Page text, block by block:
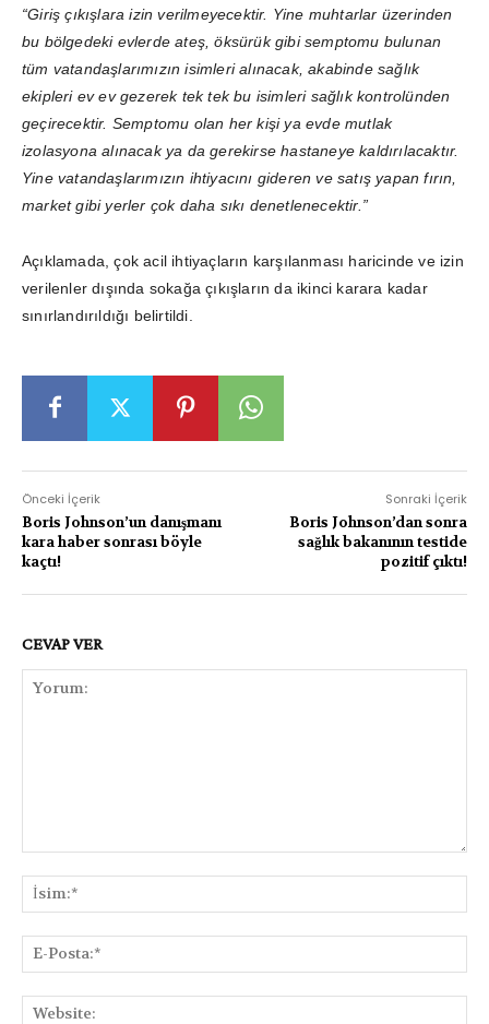
“Giriş çıkışlara izin verilmeyecektir. Yine muhtarlar üzerinden
bu bölgedeki evlerde ateş, öksürük gibi semptomu bulunan
tüm vatandaşlarımızın isimleri alınacak, akabinde sağlık
ekipleri ev ev gezerek tek tek bu isimleri sağlık kontrolünden
geçirecektir. Semptomu olan her kişi ya evde mutlak
izolasyona alınacak ya da gerekirse hastaneye kaldırılacaktır.
Yine vatandaşlarımızın ihtiyacını gideren ve satış yapan fırın,
market gibi yerler çok daha sıkı denetlenecektir.”
Açıklamada, çok acil ihtiyaçların karşılanması haricinde ve izin
verilenler dışında sokağa çıkışların da ikinci karara kadar
sınırlandırıldığı belirtildi.
Önceki İçerik
Boris Johnson’un danışmanı
kara haber sonrası böyle
kaçtı!
Sonraki İçerik
Boris Johnson’dan sonra
sağlık bakanının testide
pozitif çıktı!
CEVAP VER